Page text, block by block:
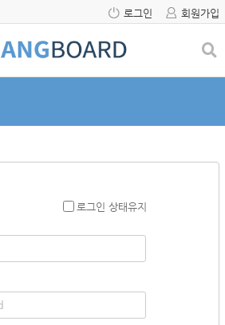
로그인 회원가입
로그인 상태유지